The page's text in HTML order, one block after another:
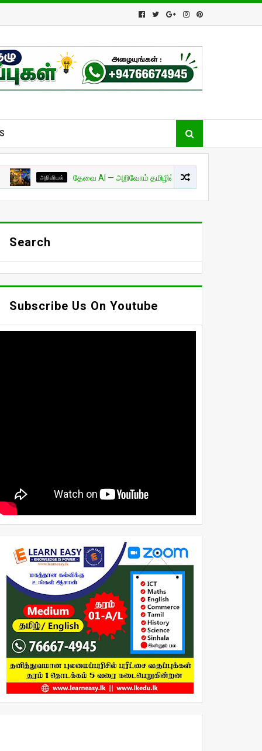
அறிவியல் தேவை AI — அறிவோம் தமிழில்! - பாகம் 01
Search
Subscribe Us On Youtube